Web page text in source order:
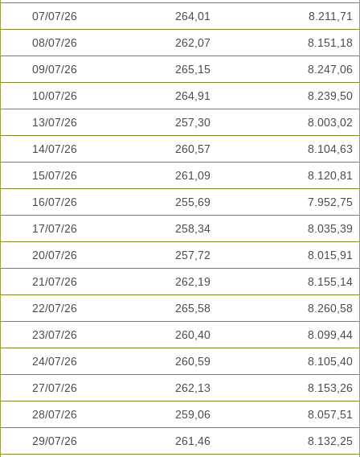
07/07/26 264,01 8.211,71
08/07/26 262,07 8.151,18
09/07/26 265,15 8.247,06
10/07/26 264,91 8.239,50
13/07/26 257,30 8.003,02
14/07/26 260,57 8.104,63
15/07/26 261,09 8.120,81
16/07/26 255,69 7.952,75
17/07/26 258,34 8.035,39
20/07/26 257,72 8.015,91
21/07/26 262,19 8.155,14
22/07/26 265,58 8.260,58
23/07/26 260,40 8.099,44
24/07/26 260,59 8.105,40
27/07/26 262,13 8.153,26
28/07/26 259,06 8.057,51
29/07/26 261,46 8.132,25